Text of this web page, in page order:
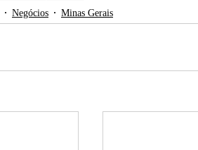
Negócios Minas Gerais